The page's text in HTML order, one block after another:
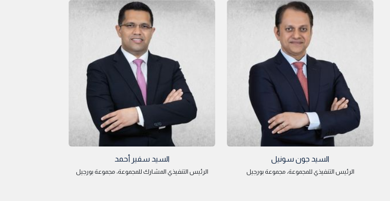
السيد جون سونيل
الرئيس التنفيذي للمجموعة، مجموعة بورجيل
السيد سفير أحمد
الرئيس التنفيذي المشارك للمجموعة، مجموعة بورجيل